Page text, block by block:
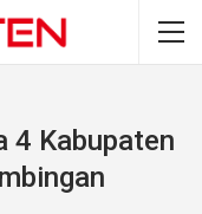
4 Kabupaten